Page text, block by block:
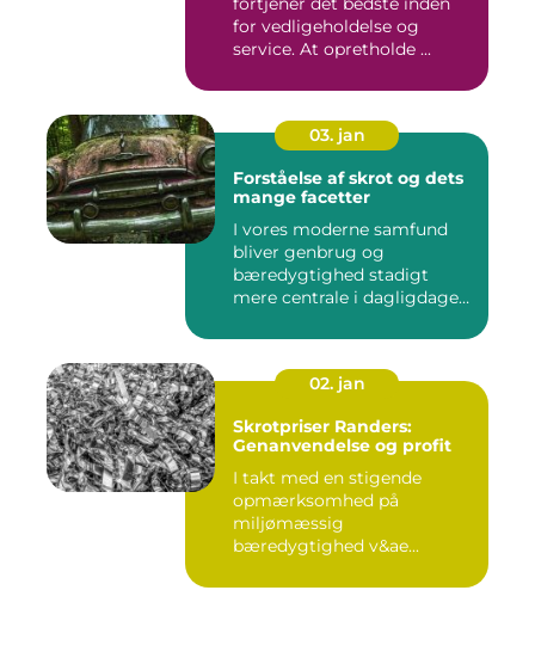
for vedligeholdelse og
service. At opretholde ...
03. jan
Forståelse af skrot og dets
mange facetter
I vores moderne samfund
bliver genbrug og
bæredygtighed stadigt
mere centrale i dagligdagen.
02. jan
Skrotpriser Randers:
Genanvendelse og profit
I takt med en stigende
opmærksomhed på
miljømæssig
bæredygtighed v&ae...